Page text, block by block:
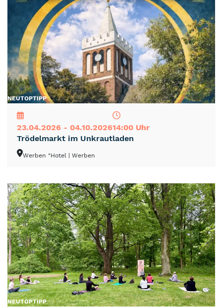
NEUTOPTIPP
23.04.2026 - 04.10.202614:00 Uhr
Trödelmarkt im Unkrautladen
Werben "Hotel | Werben
NEUTOPTIPP